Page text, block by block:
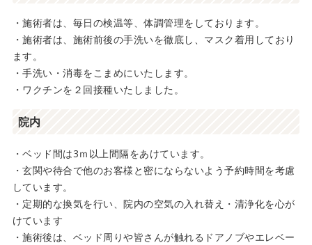
・施術者は、毎日の検温等、体調管理をしております。
・施術者は、施術前後の手洗いを徹底し、マスク着用しており
ます。
・手洗い・消毒をこまめにいたします。
・ワクチンを２回接種いたしました。
院内
・ベッド間は3ｍ以上間隔をあけています。
・玄関や待合で他のお客様と密にならないよう予約時間を考慮
しています。
・定期的な換気を行い、院内の空気の入れ替え・清浄化を心が
けています
・施術後は、ベッド周りや皆さんが触れるドアノブやエレベー